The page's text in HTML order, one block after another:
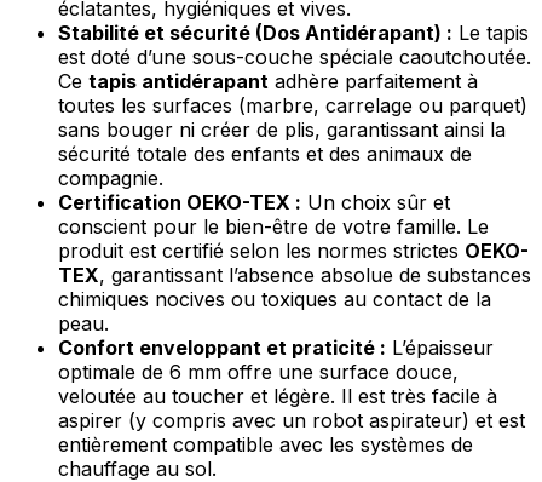
éclatantes, hygiéniques et vives.
Stabilité et sécurité (Dos Antidérapant) : Le tapis
est doté d’une sous-couche spéciale caoutchoutée.
Ce tapis antidérapant adhère parfaitement à
toutes les surfaces (marbre, carrelage ou parquet)
sans bouger ni créer de plis, garantissant ainsi la
sécurité totale des enfants et des animaux de
compagnie.
Certification OEKO-TEX : Un choix sûr et
conscient pour le bien-être de votre famille. Le
produit est certifié selon les normes strictes OEKO-
TEX, garantissant l’absence absolue de substances
chimiques nocives ou toxiques au contact de la
peau.
Confort enveloppant et praticité : L’épaisseur
optimale de 6 mm offre une surface douce,
veloutée au toucher et légère. Il est très facile à
aspirer (y compris avec un robot aspirateur) et est
entièrement compatible avec les systèmes de
chauffage au sol.